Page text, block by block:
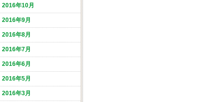
2016年10月
2016年9月
2016年8月
2016年7月
2016年6月
2016年5月
2016年3月